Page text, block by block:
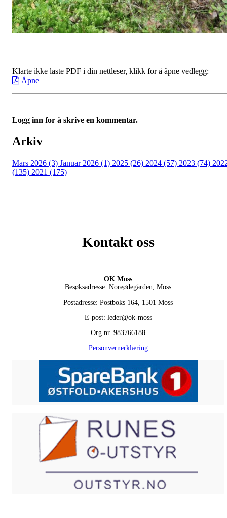
Klarte ikke laste PDF i din nettleser, klikk for å åpne vedlegg:
Åpne
Logg inn for å skrive en kommentar.
Arkiv
Mars 2026 (3) Januar 2026 (1) 2025 (26) 2024 (57) 2023 (74)
(135) 2021 (175)
Kontakt oss
OK Moss
Besøksadresse: Noreødegården, Moss
Postadresse: Postboks 164, 1501 Moss
E-post: leder@ok-moss
Org.nr. 983766188
Personvernerklæring